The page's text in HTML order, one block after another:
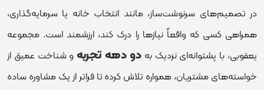
در تصمیم‌های سرنوشت‌ساز، مانند انتخاب خانه یا سرمایه‌گذاری،
همراهی کسی که واقعاً نیازها را درک کند، ارزشمند است. مجموعه
یعقوبی، با پشتوانه‌ای نزدیک بهدو دهه تجربه و شناخت عمیق از
خواسته‌های مشتریان، همواره تلاش کرده تا فراتر از یک مشاوره ساده